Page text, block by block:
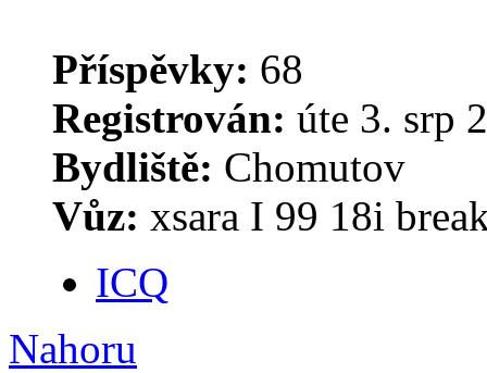
Příspěvky: 68
Registrován: úte 3. srp
Bydliště: Chomutov
Vůz: xsara I 99 18i
ICQ
Nahoru